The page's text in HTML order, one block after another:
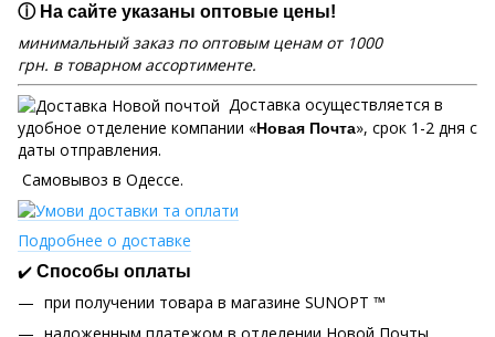
ⓘ На сайте указаны оптовые цены!
минимальный заказ по оптовым ценам от 1000
грн. в товарном ассортименте.
Доставка осуществляется в
удобное отделение компании «Новая Почта», срок 1-2 дня с
даты отправления.
Самовывоз в Одессе.
Подробнее о доставке
✔️ Способы оплаты
при получении товара в магазине SUNOPT ™